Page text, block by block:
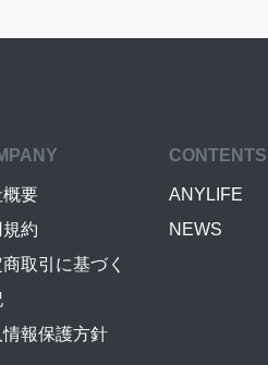
要
約
取引に基づく
報保護方針
CONTENTS
ANYLIFE
NEWS